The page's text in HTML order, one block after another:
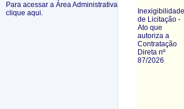
Para acessar a Área Administrativa
clique aqui.
Inexigibilidade
de Licitação -
Ato que
autoriza a
Contratação
Direta nº
87/2026